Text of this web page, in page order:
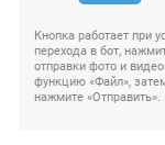
Кнопка работает при
перехода в бот,
отправки фото и
функцию «Файл»,
нажмите «Отправить».